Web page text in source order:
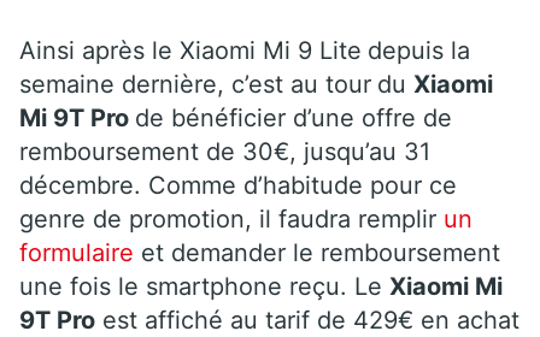
Ainsi après le Xiaomi Mi 9 Lite depuis la
semaine dernière, c’est au tour du Xiaomi
Mi 9T Pro de bénéficier d’une offre de
remboursement de 30€, jusqu’au 31
décembre. Comme d’habitude pour ce
genre de promotion, il faudra remplir un
formulaire et demander le remboursement
une fois le smartphone reçu. Le Xiaomi Mi
9T Pro est affiché au tarif de 429€ en achat